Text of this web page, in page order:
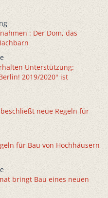
: Der Dom, das
Unterstützung:
2019/2020" ist
neue Regeln für
für Bau von Hochhäusern
bringt Bau eines neuen